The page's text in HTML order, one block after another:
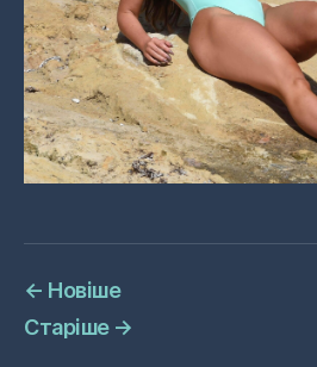
← Новіше
Старіше →